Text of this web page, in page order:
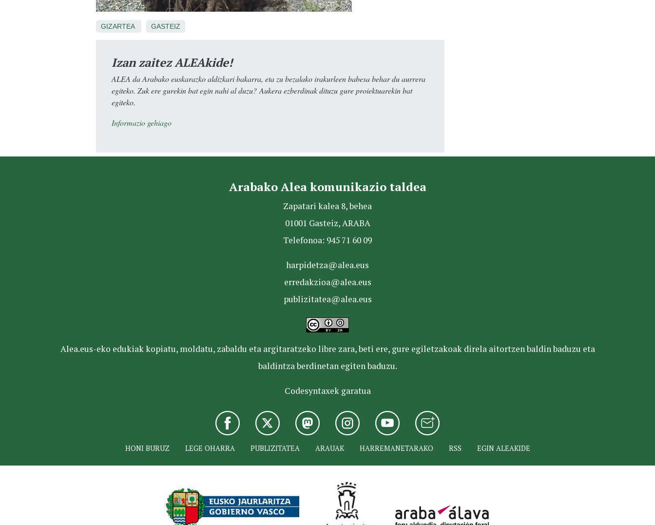
GIZARTEA GASTEIZ
Izan zaitez ALEAkide!
ALEA da Arabako euskarazko aldizkari bakarra, eta zu bezalako irakurleen babesa behar du aurrera
egiteko. Zuk ere gurekin bat egin nahi al duzu? Aukera ezberdinak dituzu gure proiektuarekin bat
egiteko.
Informazio gehiago
Arabako Alea komunikazio taldea
Zapatari kalea 8, behea
01001 Gasteiz, ARABA
Telefonoa: 945 71 60 09
harpidetza@alea.eus
erredakzioa@alea.eus
publizitatea@alea.eus
Alea.eus-eko edukiak kopiatu, moldatu, zabaldu eta argitaratzeko libre zara, beti ere, gure egiletzakoak direla aitortzen baldin baduzu eta
baldintza berdinetan egiten baduzu.
Codesyntaxek garatua
HONI BURUZ LEGE OHARRA PUBLIZITATEA ARAUAK HARREMANETARAKO RSS EGIN ALEAKIDE